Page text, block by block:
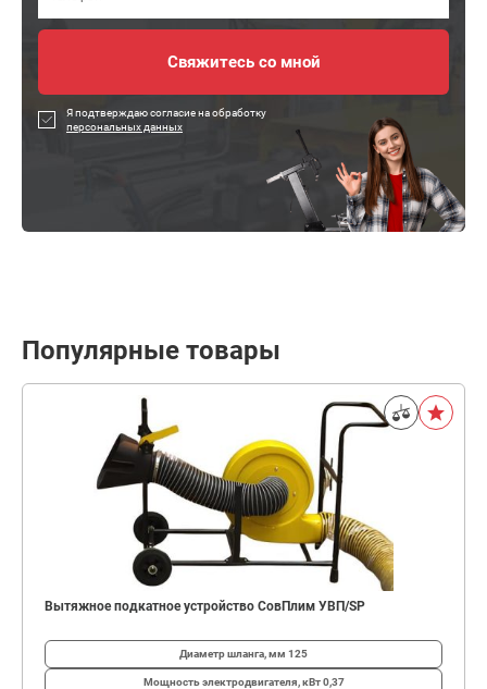
Я подтверждаю согласие на обработку
персональных данных
Популярные товары
Вытяжное подкатное устройство СовПлим УВП/SP
Диаметр шланга, мм 125
Мощность электродвигателя, кВт0,37